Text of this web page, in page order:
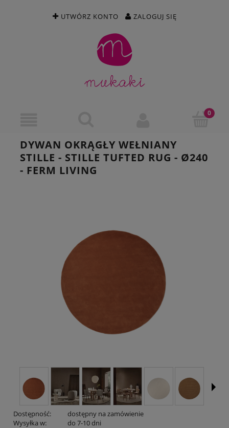
UTWÓRZ KONTO ZALOGUJ SIĘ
DYWAN OKRĄGŁY WEŁNIANY
STILLE - STILLE TUFTED RUG - Ø240
- FERM LIVING
Dostępność:
dostępny na zamówienie
Wysyłka w:
do 7-10 dni